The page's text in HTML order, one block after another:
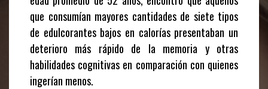
que consumían mayores cantidades de siete tipos
de edulcorantes bajos en calorías presentaban un
deterioro más rápido de la memoria y otras
habilidades cognitivas en comparación con quienes
ingerían menos.